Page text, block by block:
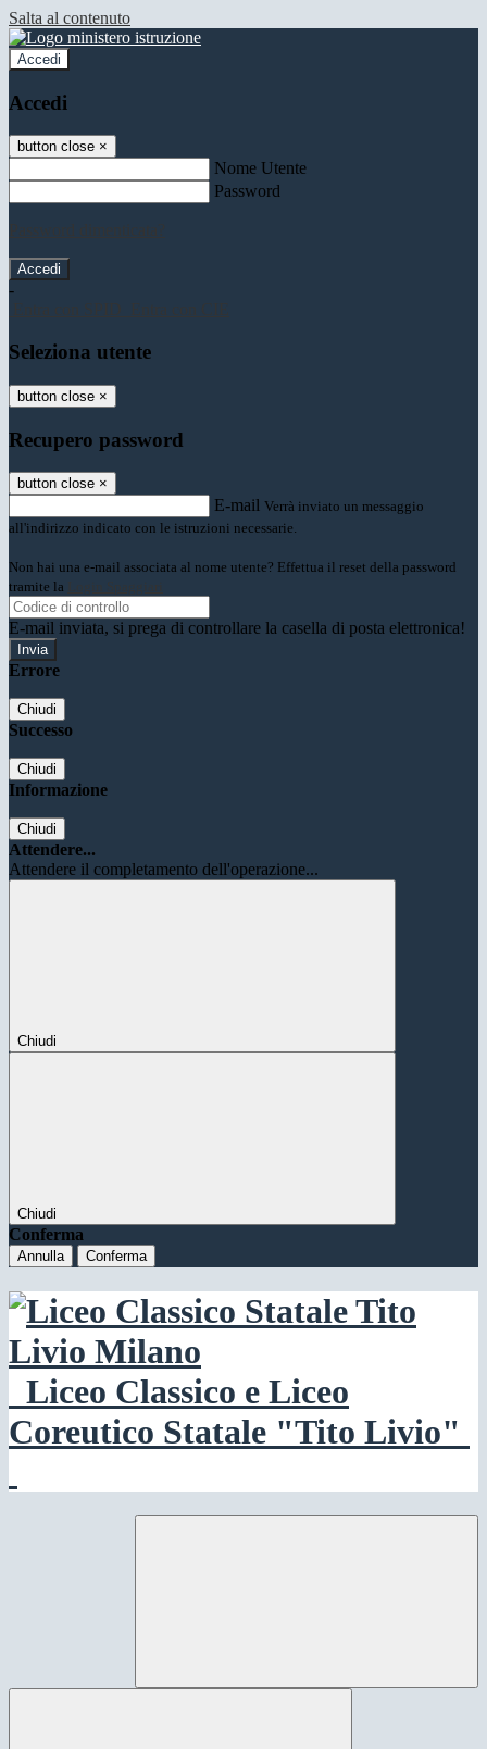
Salta al contenuto
Accedi
Accedi
button close ×
Nome Utente
Password
-
Seleziona utente
button close ×
Recupero password
button close ×
E-mail Verrà inviato un messaggio
all'indirizzo indicato con le istruzioni necessarie.
Non hai una e-mail associata al nome utente? Effettua il reset della password
tramite la
E-mail inviata, si prega di controllare la casella di posta elettronica!
Errore
Chiudi
Successo
Chiudi
Informazione
Chiudi
Attendere...
Attendere il completamento dell'operazione...
Chiudi
Chiudi
Conferma
Annulla Conferma
Liceo Classico e Liceo
Coreutico Statale "Tito Livio"